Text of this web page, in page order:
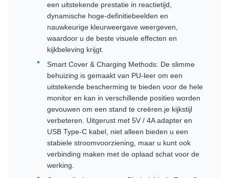
een uitstekende prestatie in reactietijd,
dynamische hoge-definitiebeelden en
nauwkeurige kleurweergave weergeven,
waardoor u de beste visuele effecten en
kijkbeleving krijgt.
Smart Cover & Charging Methods: De slimme
behuizing is gemaakt van PU-leer om een
uitstekende bescherming te bieden voor de hele
monitor en kan in verschillende posities worden
gevouwen om een stand te creëren.je kijkstijl
verbeteren. Uitgerust met 5V / 4A adapter en
USB Type-C kabel, niet alleen bieden u een
stabiele stroomvoorziening, maar u kunt ook
verbinding maken met de oplaad schat voor de
werking.